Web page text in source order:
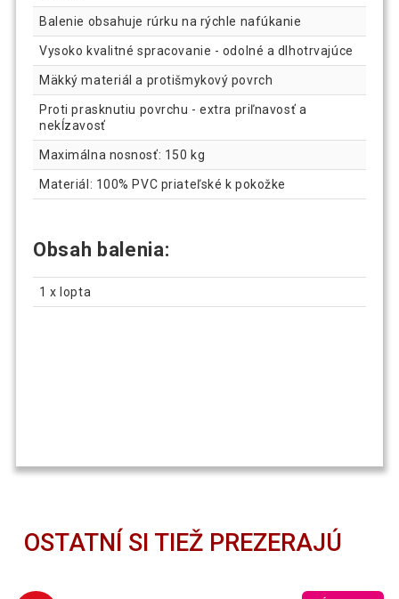
Balenie obsahuje rúrku na rýchle nafúkanie
Vysoko kvalitné spracovanie - odolné a dlhotrvajúce
Mäkký materiál a protišmykový povrch
Proti prasknutiu povrchu - extra priľnavosť a
nekĺzavosť
Maximálna nosnosť: 150 kg
Materiál: 100% PVC priateľské k pokožke
Obsah balenia:
1 x lopta
OSTATNÍ SI TIEŽ PREZERAJÚ